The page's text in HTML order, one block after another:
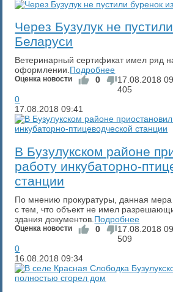
Через Бузулук не
Беларуси
Ветеринарный сертификат имел ряд
оформлении. Подробнее
Оценка новости 0 17.08.2018
405
0
17.08.2018 09:41
В Бузулукском районе
работу инкубаторно-
станции
По мнению прокуратуры, данная мера
с тем, что объект не имел
здания документов. Подробнее
Оценка новости 0 17.08.2018
509
0
16.08.2018 09:34